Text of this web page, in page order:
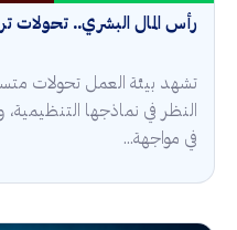
رأس المال البشري.. تحولات
تشهد بيئة العمل تحولات
النظر في نماذجها التنظيمية،
في مواجهة...